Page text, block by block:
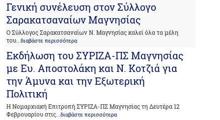
Γενική συνέλευση στον Σύλλογο
Σαρακατσαναίων Μαγνησίας
Ο Σύλλογος Σαρακατσαναίων Ν. Μαγνησίας καλεί όλα τα μέλη
του...διαβάστε περισσότερα
Eκδήλωση του ΣΥΡΙΖΑ-ΠΣ Μαγνησίας
με Ευ. Αποστολάκη και Ν. Κοτζιά για
την Άμυνα και την Εξωτερική
Πολιτική
Η Νομαρχιακή Επιτροπή ΣΥΡΙΖΑ-ΠΣ Μαγνησίας τη Δευτέρα 12
Φεβρουαρίου στις ...διαβάστε περισσότερα